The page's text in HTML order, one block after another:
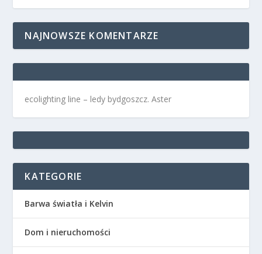
NAJNOWSZE KOMENTARZE
ecolighting line – ledy bydgoszcz. Aster
KATEGORIE
Barwa światła i Kelvin
Dom i nieruchomości